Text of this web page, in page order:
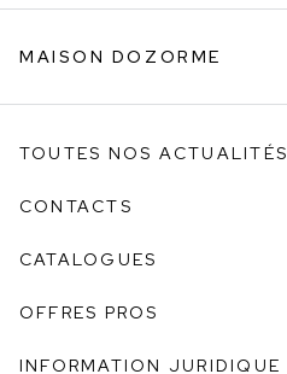
MAISON DOZORME
TOUTES NOS ACTUALITÉS
CONTACTS
CATALOGUES
OFFRES PROS
INFORMATION JURIDIQUE